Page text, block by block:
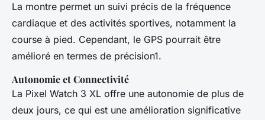
La montre permet un suivi précis de la fréquence
cardiaque et des activités sportives, notamment la
course à pied. Cependant, le GPS pourrait être
amélioré en termes de précision1.
Autonomie et Connectivité
La Pixel Watch 3 XL offre une autonomie de plus de
deux jours, ce qui est une amélioration significative